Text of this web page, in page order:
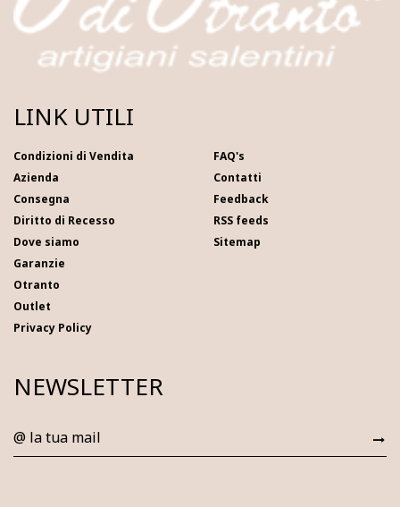
LINK UTILI
Condizioni di Vendita
Azienda
Consegna
Diritto di Recesso
Dove siamo
Garanzie
Otranto
Outlet
Privacy Policy
FAQ's
Contatti
Feedback
RSS feeds
Sitemap
NEWSLETTER